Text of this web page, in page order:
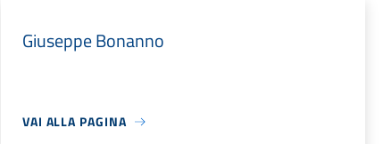
Giuseppe Bonanno
VAI ALLA PAGINA